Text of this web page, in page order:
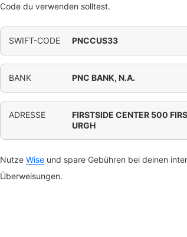
Code du verwenden solltest.
SWIFT-CODE PNCCUS33
BANK PNC BANK, N.A.
ADRESSE
FIRSTSIDE CENTER 500
URGH
Nutze Wise und spare Gebühren bei deinen
Überweisungen.